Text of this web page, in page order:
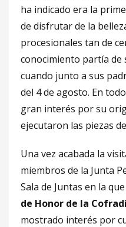
ha indicado era la
de disfrutar de la
procesionales tan de
conocimiento partía
cuando junto a sus
del 4 de agosto. En
gran interés por su
ejecutaron las piezas
Una vez acabada la
miembros de la Junta
Sala de Juntas en la que
de Honor de la
mostrado interés por